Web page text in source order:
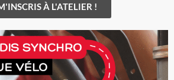
À L'ATELIER !